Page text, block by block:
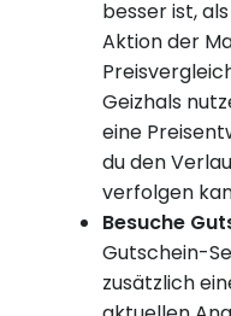
besser ist,
Aktion der
Geizhals
eine
du den
verfolgen
Besuche
Gutschein-
zusätzlich